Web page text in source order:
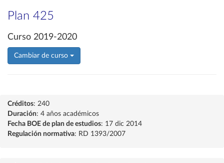
Plan 425
Curso 2019-2020
Cambiar de curso
Créditos: 240
Duración: 4 años académicos
Fecha BOE de plan de estudios: 17 dic 2014
Regulación normativa: RD 1393/2007